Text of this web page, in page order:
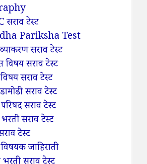
सराव टेस्ट
Pariksha Test
सराव टेस्ट
विषय सराव टेस्ट
सराव टेस्ट
सराव टेस्ट
सराव टेस्ट
सराव टेस्ट
टेस्ट
जाहिराती